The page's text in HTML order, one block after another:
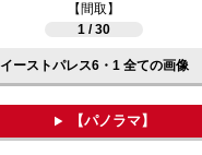
【間取】
1 / 30
イーストパレス6・1 全ての画像
【パノラマ】